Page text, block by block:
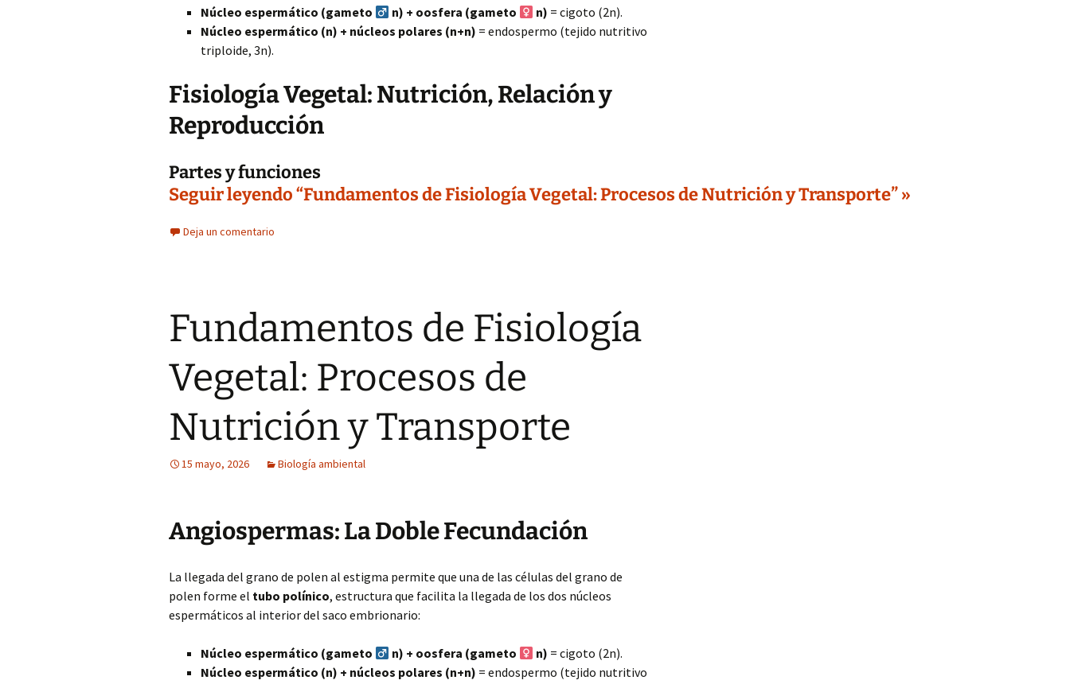
Núcleo espermático (gameto n) + oosfera (gameto n) = cigoto (2n).
Núcleo espermático (n) + núcleos polares (n+n) = endospermo (tejido nutritivo
triploide, 3n).
Fisiología Vegetal: Nutrición, Relación y
Reproducción
Partes y funciones
Seguir leyendo “Fundamentos de Fisiología Vegetal: Procesos de Nutrición y Transporte” »
Deja un comentario
Fundamentos de Fisiología
Vegetal: Procesos de
Nutrición y Transporte
15 mayo, 2026 Biología ambiental
Angiospermas: La Doble Fecundación
La llegada del grano de polen al estigma permite que una de las células del grano de
polen forme el tubo polínico, estructura que facilita la llegada de los dos núcleos
espermáticos al interior del saco embrionario:
Núcleo espermático (gameto n) + oosfera (gameto n) = cigoto (2n).
Núcleo espermático (n) + núcleos polares (n+n) = endospermo (tejido nutritivo